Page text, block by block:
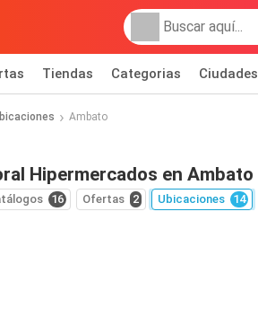
Tiendas Categorias Ciudades
Ambato
Hipermercados en Ambato
16 Ofertas 2 Ubicaciones 14